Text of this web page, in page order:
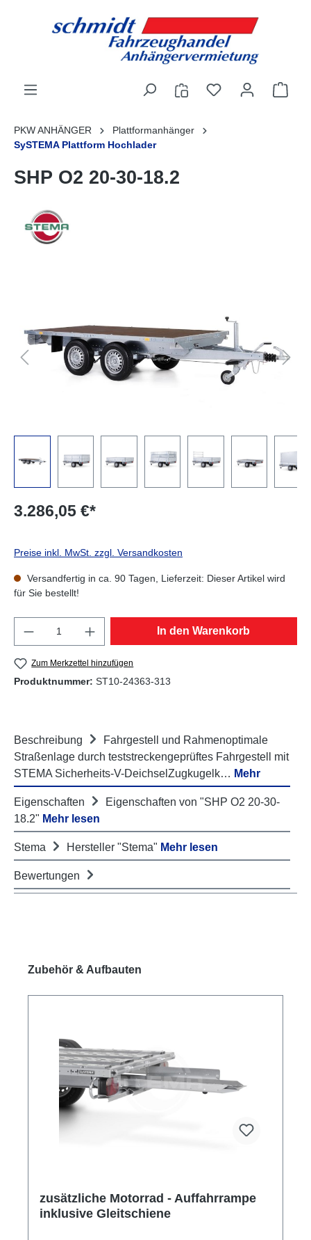
PKW ANHÄNGER
Plattformanhänger
SySTEMA Plattform Hochlader
SHP O2 20-30-18.2
3.286,05 €*
Preise inkl. MwSt. zzgl. Versandkosten
Versandfertig in ca. 90 Tagen, Lieferzeit: Dieser Artikel wird
für Sie bestellt!
Produkt Anzahl: Gib den gewünschten
In den Warenkorb
Zum Merkzettel hinzufügen
Produktnummer: ST10-24363-313
Beschreibung
Fahrgestell und Rahmenoptimale
Straßenlage durch teststreckengeprüftes Fahrgestell mit
STEMA Sicherheits-V-DeichselZugkugelk… Mehr
Eigenschaften
Eigenschaften von "SHP O2 20-30-
18.2" Mehr lesen
Stema Hersteller "Stema" Mehr lesen
Bewertungen
Produktgalerie überspringen
Zubehör & Aufbauten
zusätzliche Motorrad - Auffahrrampe
inklusive Gleitschiene